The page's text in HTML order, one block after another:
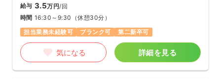
給与 3.5万円/回
時間 16:30～9:30 （休憩30分）
担当業務未経験可
ブランク可 第二新卒可
気になる 詳細を見る